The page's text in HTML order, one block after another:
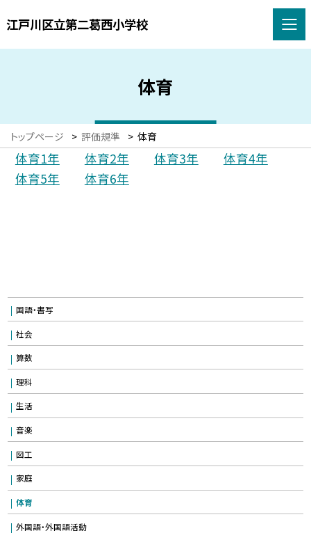
江戸川区立第二葛西小学校
体育
トップページ > 評価規準 > 体育
体育1年 体育2年 体育3年
体育4年
体育5年
体育6年
国語・書写
社会
算数
理科
生活
音楽
図工
家庭
体育
外国語・外国語活動